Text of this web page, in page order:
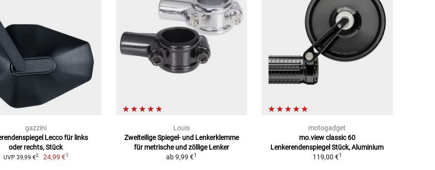
gazzini
Lecco für links
oder rechts, Stück
UVP 39,99 €2 24,99 €1
Louis
Zweiteilige Spiegel- und Lenkerklemme
für metrische und zöllige Lenker
ab9,99 €1
motogadget
mo.view classic 60
Lenkerendenspiegel Stück, Aluminium
119,00 €1